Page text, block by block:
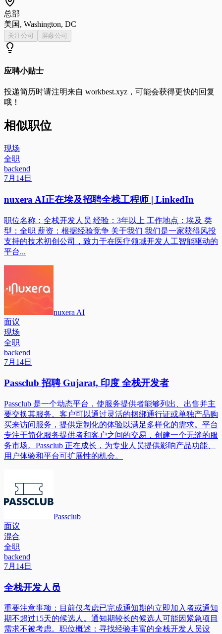
总部
美国, Washington, DC
关注公司 屏蔽公司
应聘小贴士
投递简历时请注明来自 workbest.xyz ，可能会获得更快的回复
哦！
相似职位
现场
全职
backend
7月14日
nuxera AI正在埃及招聘全栈工程师 | LinkedIn
职位名称：全栈开发人员 经验：3年以上 工作地点：埃及 类
型：全职 薪资：根据经验竞争 关于我们 我们是一家获得风投
支持的技术初创公司，致力于在医疗领域开发人工智能驱动的
平台...
nuxera AI
面议
现场
全职
backend
7月14日
Passclub 招聘 Gujarat, 印度 全栈开发者
Passclub 是一个动态平台，使服务提供者能够列出、出售并主
要交换其服务。客户可以通过灵活的捆绑通行证或单独产品购
买来访问服务，提供定制化的体验以满足多样化的需求。平台
专注于简化服务提供者和客户之间的交易，创建一个无缝的服
务市场。Passclub 正在成长，为专业人员提供影响产品功能、
用户体验和平台可扩展性的机会。
Passclub
面议
混合
全职
backend
7月14日
全栈开发人员
重要注意事项：目前仅考虑已完成通知期的立即加入者或通知
期不超过15天的候选人。通知期较长的候选人可能因紧急项目
需求不被考虑。职位概述：寻找经验丰富的全栈开发人员设